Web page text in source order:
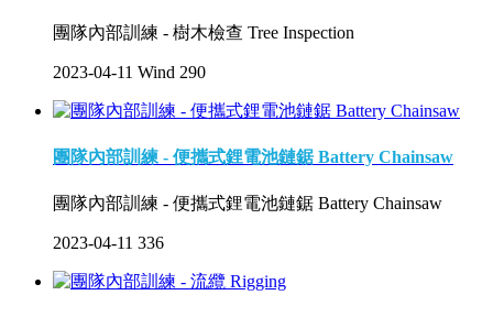
團隊內部訓練 - 樹木檢查 Tree Inspection
2023-04-11 Wind 290
團隊內部訓練 - 便攜式鋰電池鏈鋸 Battery Chainsaw
團隊內部訓練 - 便攜式鋰電池鏈鋸 Battery Chainsaw
2023-04-11 336